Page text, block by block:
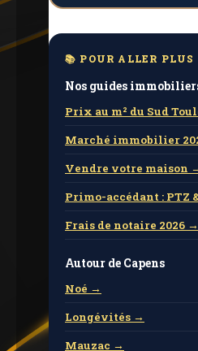
📚 POUR ALLER PLUS
Nos guides
Prix ​​au m² du Sud
Marché immobilier
Vendre votre maison
Primo-accédant : PTZ
Frais de notaire 2026 →
Autour de Capens
Noé →
Longévités →
Mauzac →